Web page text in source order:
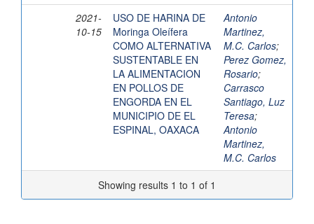
2021-
10-15
USO DE HARINA DE
Moringa Oleífera
COMO ALTERNATIVA
SUSTENTABLE EN
LA ALIMENTACION
EN POLLOS DE
ENGORDA EN EL
MUNICIPIO DE EL
ESPINAL, OAXACA
Antonio
Martinez,
M.C. Carlos;
Perez Gomez,
Rosario;
Carrasco
Santiago, Luz
Teresa;
Antonio
Martinez,
M.C. Carlos
Showing results 1 to 1 of 1